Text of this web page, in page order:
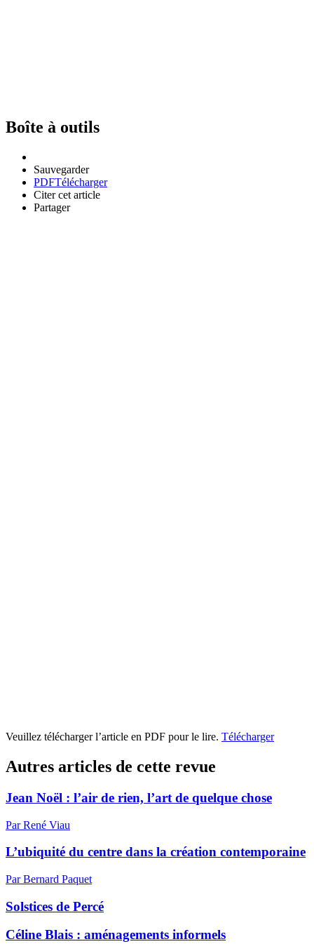
Boîte à outils
Sauvegarder
PDFTélécharger
Citer cet article
Partager
Veuillez télécharger l’article en PDF pour le lire. Télécharger
Autres articles de cette revue
Jean Noël : l’air de rien, l’art de quelque chose
Par René Viau
L’ubiquité du centre dans la création contemporaine
Par Bernard Paquet
Solstices de Percé
Céline Blais : aménagements informels